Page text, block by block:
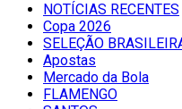
NOTÍCIAS RECENTES
Copa 2026
SELEÇÃO
Apostas
Mercado da Bola
FLAMENGO